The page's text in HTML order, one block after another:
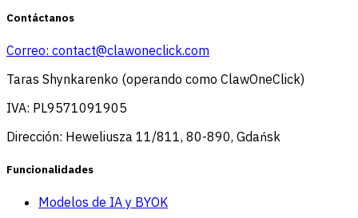
Contáctanos
Correo: contact@clawoneclick.com
Taras Shynkarenko (operando como ClawOneClick)
IVA: PL9571091905
Dirección: Heweliusza 11/811, 80-890, Gdańsk
Funcionalidades
Modelos de IA y BYOK